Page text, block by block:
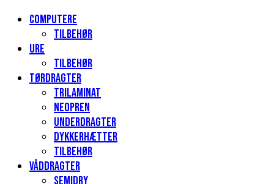
Computere
Tilbehør
Ure
Tilbehør
Tørdragter
Trilaminat
Neopren
Underdragter
Dykkerhætter
Tilbehør
Våddragter
Semidry